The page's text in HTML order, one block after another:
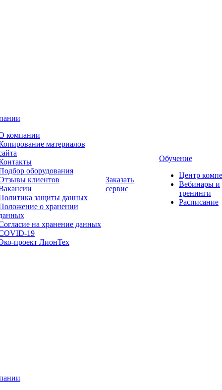
компании
материалов
оборудования
клиентов
защиты данных
о хранении
на хранение данных
19
проект ЛионТех
Заказать
сервис
Обучение
Центр
Вебинары и
тренинги
Расписание